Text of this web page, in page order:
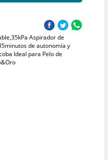
Aspirador de
de autonomía y
Ideal para Pelo de